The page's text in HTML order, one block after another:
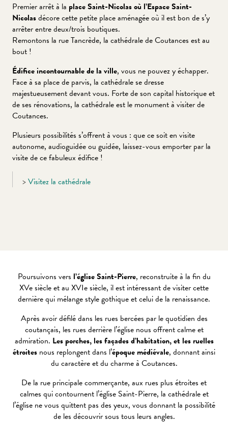
Premier arrêt à la place Saint-Nicolas où l’Espace Saint-
Nicolasdécore cette petite place aménagée où il est bon de s’y
arrêter entre deux/trois boutiques.
Remontons la rue Tancrède, la cathédrale de Coutances est au
bout !
Édifice incontournable de la ville, vous ne pouvez y échapper.
Face à sa place de parvis, la cathédrale se dresse
majestueusement devant vous. Forte de son capital historique et
de ses rénovations, la cathédrale est le monument à visiter de
Coutances.
Plusieurs possibilités s’offrent à vous : que ce soit en visite
autonome, audioguidée ou guidée, laissez-vous emporter par la
visite de ce fabuleux édifice !
>Visitez la cathédrale
Poursuivons vers l’église Saint-Pierre, reconstruite à la fin du
XVe siècle et au XVIe siècle, il est intéressant de visiter cette
dernière qui mélange style gothique et celui de la renaissance.
Après avoir défilé dans les rues bercées par le quotidien des
coutançais, les rues derrière l’église nous offrent calme et
admiration. Les porches, les façades d’habitation, et les ruelles
étroites nous replongent dans l’époque médiévale, donnant ainsi
du caractère et du charme à Coutances.
De la rue principale commerçante, aux rues plus étroites et
calmes qui contournent l’église Saint-Pierre, la cathédrale et
l’église ne vous quittent pas des yeux, vous donnant la possibilité
de les découvrir sous tous leurs angles.